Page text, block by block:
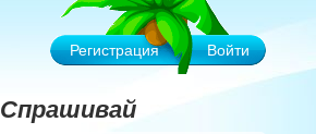
Регистрация Войти
Спрашивай